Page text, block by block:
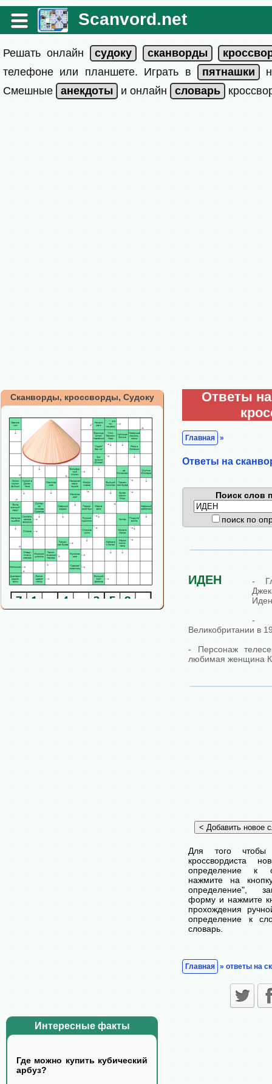
Scanvord.net
Решать онлайн
телефоне или планшете. Играть в
Смешные
и онлайн
Сканворды, кроссворды, Судоку
Интересные факты
Где можно купить кубический
арбуз?
Ответы
Главная »
Ответы на
Поиск слов
поиск по
ИДЕН
-
-
Великобритании в
- Персонаж
любимая женщина
Для того чтобы
кроссвордиста
определение к
нажмите на
определение",
форму и нажмите
прохождения
определение к
словарь.
Главная » ответы на